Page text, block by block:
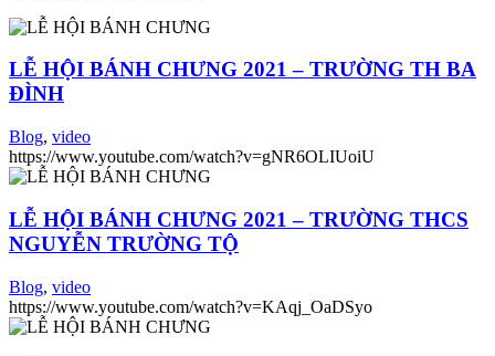
LỄ HỘI BÁNH CHƯNG 2021 – TRƯỜNG TH BA
ĐÌNH
Blog, video
https://www.youtube.com/watch?v=gNR6OLIUoiU
LỄ HỘI BÁNH CHƯNG 2021 – TRƯỜNG THCS
NGUYỄN TRƯỜNG TỘ
Blog, video
https://www.youtube.com/watch?v=KAqj_OaDSyo